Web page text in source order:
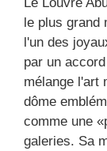
le plus grand
l'un des
par un
mélange l'art
dôme
comme une
galeries. Sa